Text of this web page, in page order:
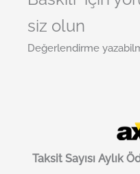
siz olun
Değerlendirme
Taksit Sayısı Aylık